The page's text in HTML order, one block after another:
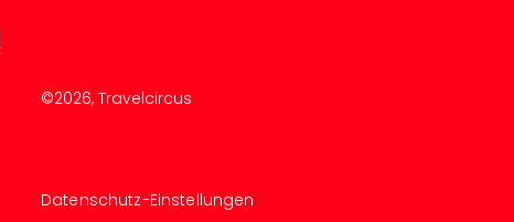
©2026, Travelcircus
Datenschutz-Einstellungen